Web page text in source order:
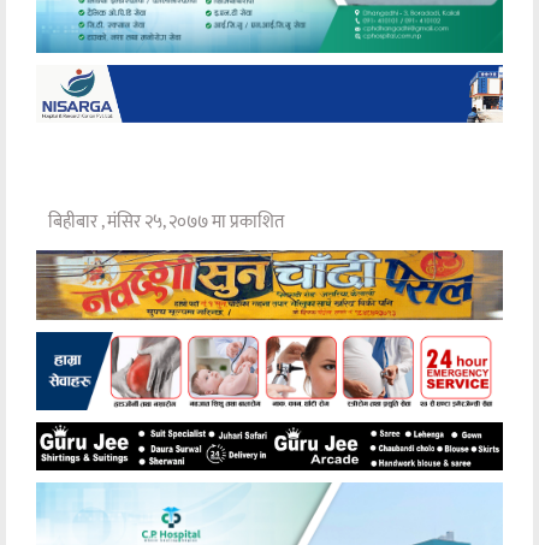
बिहीबार , मंसिर २५, २०७७ मा प्रकाशित